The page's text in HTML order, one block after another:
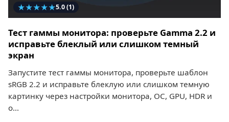
★★★★★5.0(1)
Тест гаммы монитора: проверьте Gamma 2.2 и
исправьте блеклый или слишком темный
экран
Запустите тест гаммы монитора, проверьте шаблон
sRGB 2.2 и исправьте блеклую или слишком темную
картинку через настройки монитора, ОС, GPU, HDR и
о...